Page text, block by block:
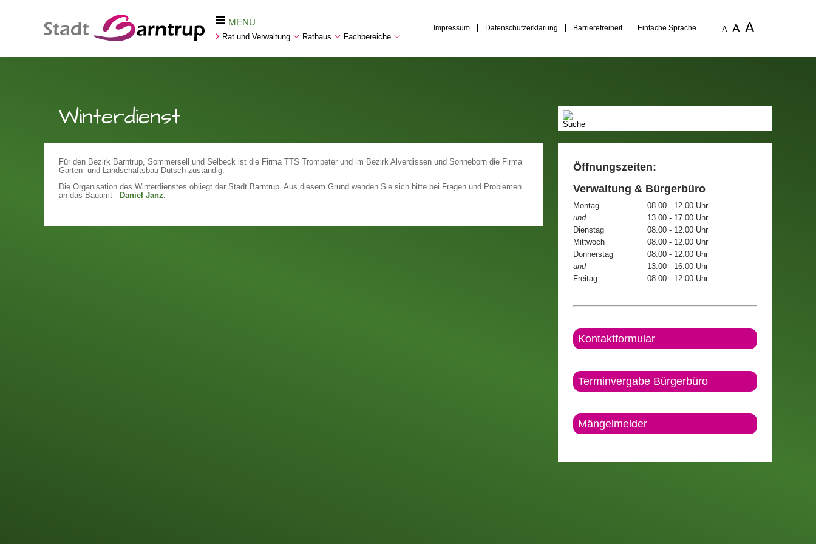
MENÜ
Rat und Verwaltung Rathaus Fachbereiche
Impressum Datenschutzerklärung Barrierefreiheit Einfache Sprache A A A
Winterdienst
Für den Bezirk Barntrup, Sommersell und Selbeck ist die Firma TTS Trompeter und im Bezirk Alverdissen und Sonneborn die Firma
Garten- und Landschaftsbau Dütsch zuständig.
Die Organisation des Winterdienstes obliegt der Stadt Barntrup. Aus diesem Grund wenden Sie sich bitte bei Fragen und Problemen
an das Bauamt - Daniel Janz
Öffnungszeiten:
Verwaltung & Bürgerbüro
Montag
08.00 - 12.00 Uhr
und
13.00 - 17.00 Uhr
Dienstag
08.00 - 12.00 Uhr
Mittwoch
08.00 - 12.00 Uhr
Donnerstag
08.00 - 12.00 Uhr
und
13.00 - 16.00 Uhr
Freitag
08.00 - 12:00 Uhr
Kontaktformular
Terminvergabe Bürgerbüro
Mängelmelder